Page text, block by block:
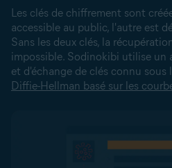
Les clés de chiffrement sont
accessible au public, l'autre est
Sans les deux clés, la
impossible. Sodinokibi utilise un
et d'échange de clés connu sous
Diffie-Hellman basé sur les